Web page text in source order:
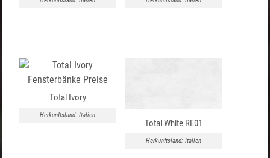
Total Ivory
Herkunftsland: Italien
Total White RE01
Herkunftsland: Italien